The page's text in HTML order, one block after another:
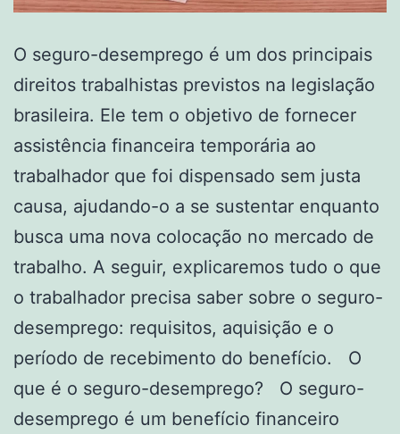
O seguro-desemprego é um dos principais
direitos trabalhistas previstos na legislação
brasileira. Ele tem o objetivo de fornecer
assistência financeira temporária ao
trabalhador que foi dispensado sem justa
causa, ajudando-o a se sustentar enquanto
busca uma nova colocação no mercado de
trabalho. A seguir, explicaremos tudo o que
o trabalhador precisa saber sobre o seguro-
desemprego: requisitos, aquisição e o
período de recebimento do benefício. O
que é o seguro-desemprego? O seguro-
desemprego é um benefício financeiro